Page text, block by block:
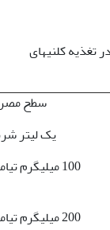
تغذیه کلنی­های
سطح
یک لیتر
100 میلی­گرم تیامین در یک لیتر شربت
200 میلی­گرم تیامین در یک لیتر شربت